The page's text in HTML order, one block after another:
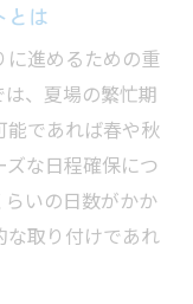
とは
進めるための重
、夏場の繁忙期
能であれば春や秋
な日程確保につ
いの日数がかか
な取り付けであれ